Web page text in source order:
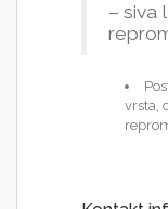
– siva
vrsta,